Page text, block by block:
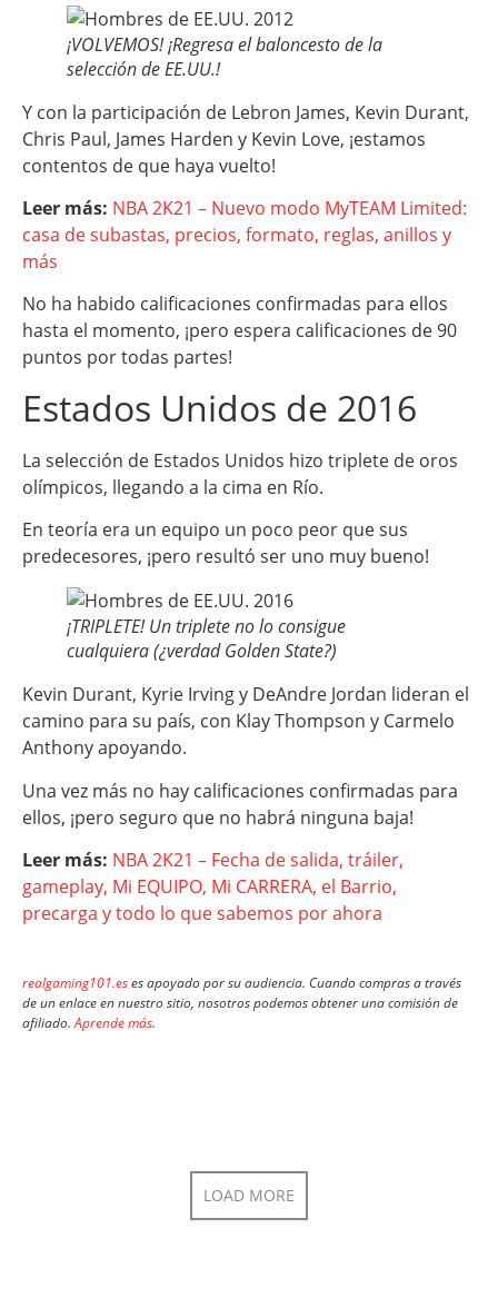
¡VOLVEMOS! ¡Regresa el baloncesto de la
selección de EE.UU.!
Y con la participación de Lebron James, Kevin Durant,
Chris Paul, James Harden y Kevin Love, ¡estamos
contentos de que haya vuelto!
Leer más: NBA 2K21 – Nuevo modo MyTEAM Limited:
casa de subastas, precios, formato, reglas, anillos y
más
No ha habido calificaciones confirmadas para ellos
hasta el momento, ¡pero espera calificaciones de 90
puntos por todas partes!
Estados Unidos de 2016
La selección de Estados Unidos hizo triplete de oros
olímpicos, llegando a la cima en Río.
En teoría era un equipo un poco peor que sus
predecesores, ¡pero resultó ser uno muy bueno!
¡TRIPLETE! Un triplete no lo consigue
cualquiera (¿verdad Golden State?)
Kevin Durant, Kyrie Irving y DeAndre Jordan lideran el
camino para su país, con Klay Thompson y Carmelo
Anthony apoyando.
Una vez más no hay calificaciones confirmadas para
ellos, ¡pero seguro que no habrá ninguna baja!
Leer más: NBA 2K21 – Fecha de salida, tráiler,
gameplay, Mi EQUIPO, Mi CARRERA, el Barrio,
precarga y todo lo que sabemos por ahora
realgaming101.eses apoyado por su audiencia. Cuando compras a través
de un enlace en nuestro sitio, nosotros podemos obtener una comisión de
afiliado.Aprende más.
LOAD MORE